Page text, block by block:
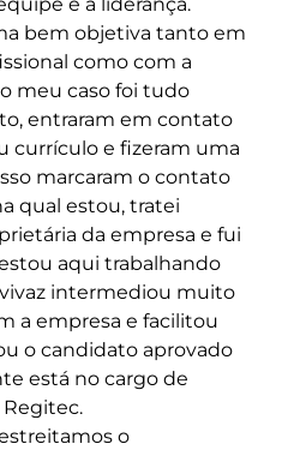
bem objetiva tanto em
como com a
meu caso foi tudo
entraram em contato
currículo e fizeram uma
marcaram o contato
qual estou, tratei
da empresa e fui
aqui trabalhando
intermediou muito
a empresa e facilitou
o candidato aprovado
está no cargo de
o